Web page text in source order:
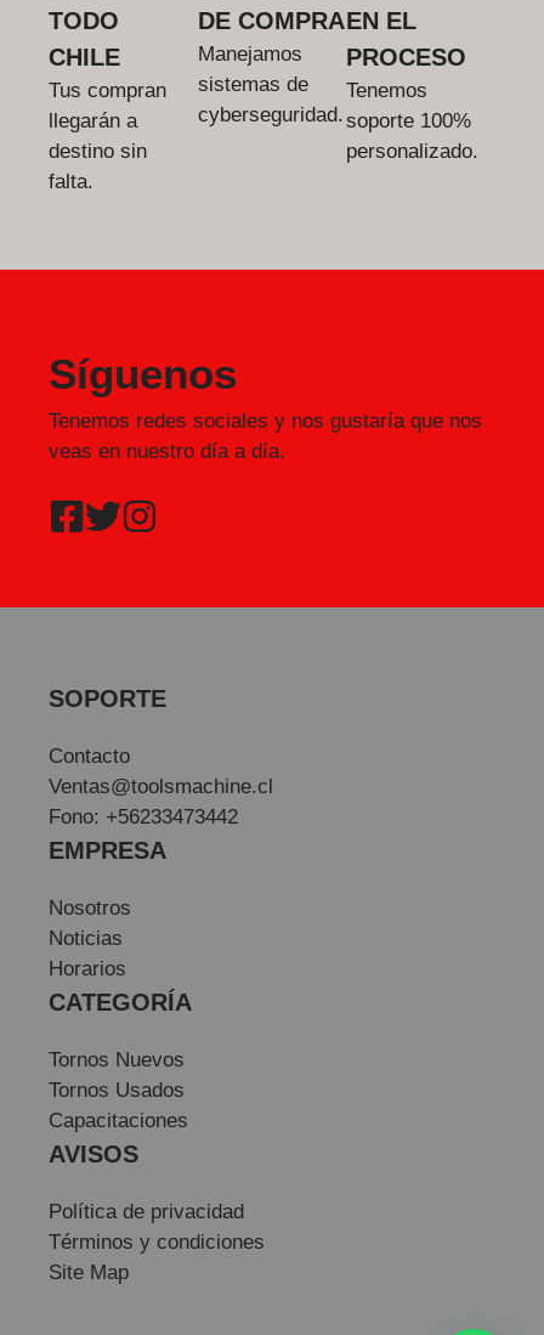
TODO
CHILE
Tus compran
llegarán a
destino sin
falta.
DE COMPRA
Manejamos
sistemas de
cyberseguridad.
EN EL
PROCESO
Tenemos
soporte 100%
personalizado.
Síguenos
Tenemos redes sociales y nos gustaría que nos
veas en nuestro día a día.
SOPORTE
Contacto
Ventas@toolsmachine.cl
Fono: +56233473442
EMPRESA
Nosotros
Noticias
Horarios
CATEGORÍA
Tornos Nuevos
Tornos Usados
Capacitaciones
AVISOS
Política de privacidad
Términos y condiciones
Site Map